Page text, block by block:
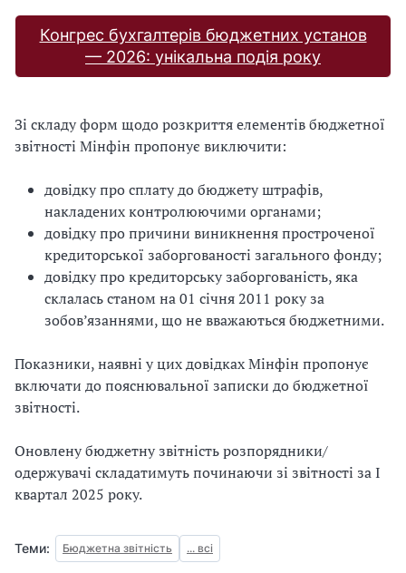
Конгрес бухгалтерів бюджетних установ
— 2026: унікальна подія року
Зі складу форм щодо розкриття елементів бюджетної
звітності Мінфін пропонує виключити:
довідку про сплату до бюджету штрафів,
накладених контролюючими органами;
довідку про причини виникнення простроченої
кредиторської заборгованості загального фонду;
довідку про кредиторську заборгованість, яка
склалась станом на 01 січня 2011 року за
зобов’язаннями, що не вважаються бюджетними.
Показники, наявні у цих довідках Мінфін пропонує
включати до пояснювальної записки до бюджетної
звітності.
Оновлену бюджетну звітність розпорядники/
одержувачі складатимуть починаючи зі звітності за І
квартал 2025 року.
Теми: Бюджетна звітність ... всі